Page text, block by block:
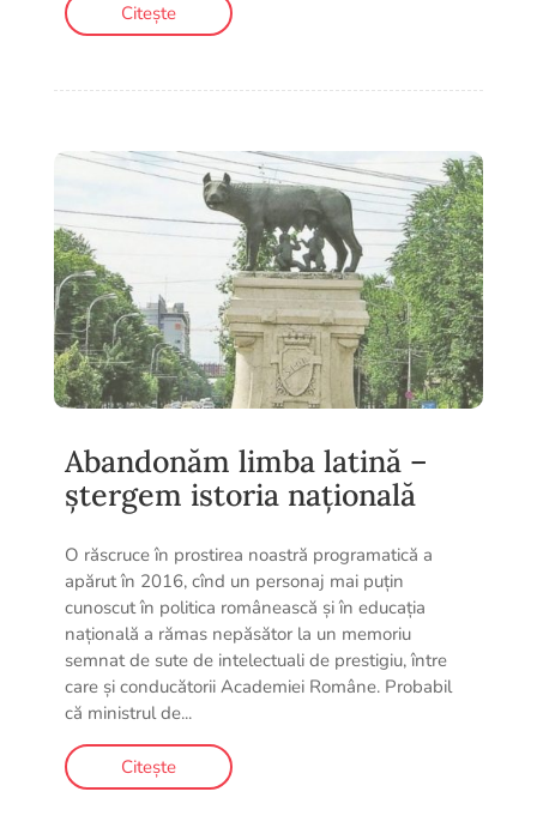
Citește
Abandonăm limba latină –
ștergem istoria națională
O răscruce în prostirea noastră programatică a
apărut în 2016, cînd un personaj mai puțin
cunoscut în politica românească și în educația
națională a rămas nepăsător la un memoriu
semnat de sute de intelectuali de prestigiu, între
care și conducătorii Academiei Române. Probabil
că ministrul de...
Citește